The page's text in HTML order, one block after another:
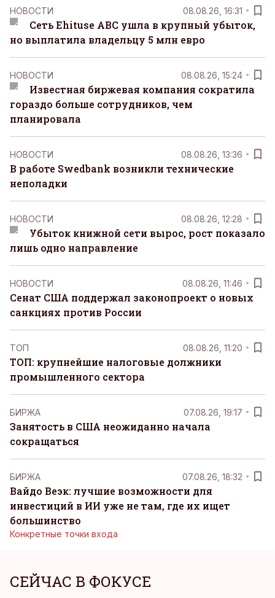
НОВОСТИ 08.08.26, 16:31
Сеть Ehituse ABC ушла в крупный убыток,
но выплатила владельцу 5 млн евро
НОВОСТИ 08.08.26, 15:24
Известная биржевая компания сократила
гораздо больше сотрудников, чем
планировала
НОВОСТИ 08.08.26, 13:36
В работе Swedbank возникли технические
неполадки
НОВОСТИ 08.08.26, 12:28
Убыток книжной сети вырос, рост показало
лишь одно направление
НОВОСТИ 08.08.26, 11:46
Сенат США поддержал законопроект о новых
санкциях против России
ТОП 08.08.26, 11:20
ТОП: крупнейшие налоговые должники
промышленного сектора
БИРЖА 07.08.26, 19:17
Занятость в США неожиданно начала
сокращаться
БИРЖА 07.08.26, 18:32
Вайдо Веэк: лучшие возможности для
инвестиций в ИИ уже не там, где их ищет
большинство
Конкретные точки входа
СЕЙЧАС В ФОКУСЕ